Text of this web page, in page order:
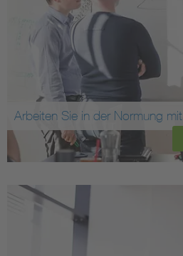
Arbeiten Sie in der Normung mit